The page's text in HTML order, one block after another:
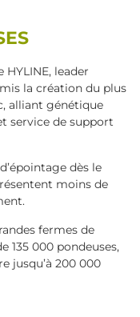
HYLINE, leader
la création du plus
alliant génétique
service de support
dès le
moins de
fermes de
135 000 pondeuses,
jusqu’à 200 000